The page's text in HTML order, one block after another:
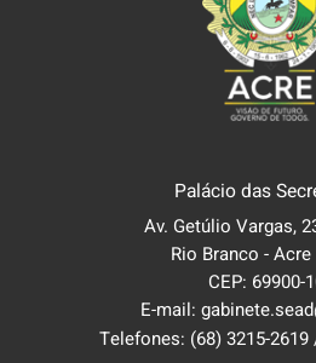
Palácio das
Av. Getúlio Vargas,
Rio Branco - Acre
CEP: 69900-
E-mail:
Telefones: (68) 3215-2619